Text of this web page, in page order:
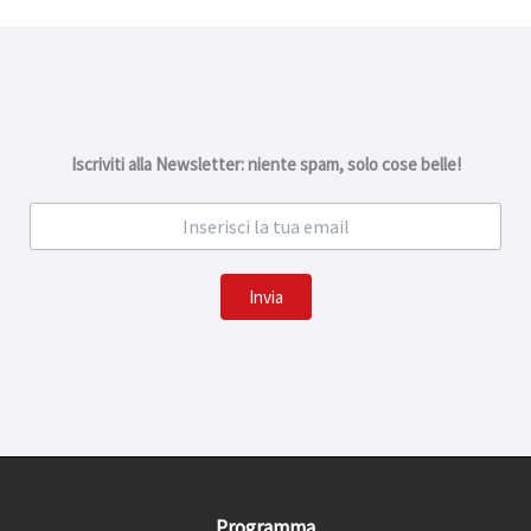
Iscriviti alla Newsletter: niente spam, solo cose belle!
Invia